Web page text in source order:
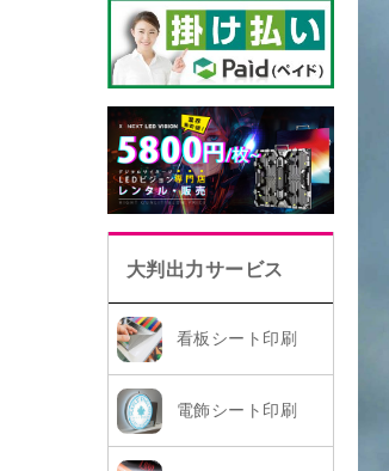
大判出力サービス
看板シート印刷
電飾シート印刷